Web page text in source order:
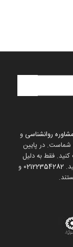
مشاوره روانشناسی و
در پایین
فقط به دلیل
02122354282 و